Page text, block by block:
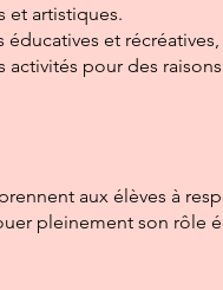
et artistiques.
et
pour des
aux élèves à
pleinement son rôle